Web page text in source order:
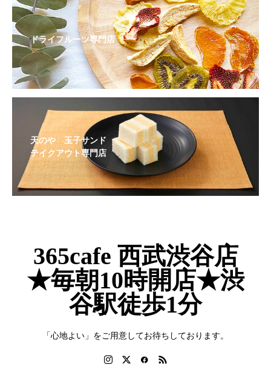
ドライフルーツ専門店
天のや 玉子サンド
テイクアウト専門店
365cafe 西武渋谷店
★毎朝10時開店★渋
谷駅徒歩1分
「心地よい」をご用意してお待ちしております。